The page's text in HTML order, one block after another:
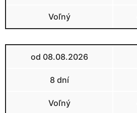
Voľný
od 08.08.2026
8 dní
Voľný